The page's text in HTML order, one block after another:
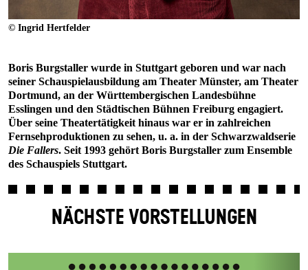
© Ingrid Hertfelder
Boris Burgstaller wurde in Stuttgart geboren und war nach
seiner Schauspielausbildung am Theater Münster, am Theater
Dortmund, an der Württembergischen Landesbühne
Esslingen und den Städtischen Bühnen Freiburg engagiert.
Über seine Theatertätigkeit hinaus war er in zahlreichen
Fernsehproduktionen zu sehen, u. a. in der Schwarzwaldserie
Die Fallers. Seit 1993 gehört Boris Burgstaller zum Ensemble
des Schauspiels Stuttgart.
NÄCHSTE VORSTELLUNGEN